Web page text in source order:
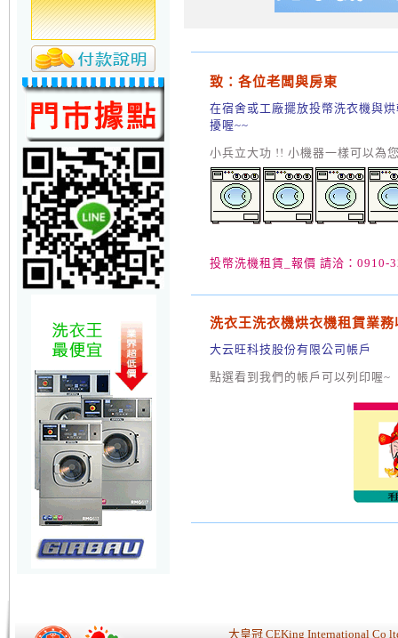
致：各位老闆與房東
在宿舍或工廠擺放投幣洗衣機與
擾喔~~
小兵立大功 !! 小機器一樣可以為
投幣洗機租賃_報價 請洽：0910-
洗衣王洗衣機烘衣機租賃業務
大云旺科技股份有限公司帳戶
點選看到我們的帳戶可以列印喔~
大皇冠 CEKing International Co